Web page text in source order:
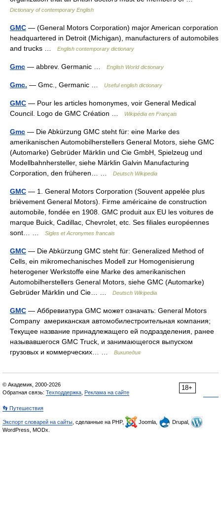
Dictionary of contemporary English
GMC — (General Motors Corporation) major American corporation
headquartered in Detroit (Michigan), manufacturers of automobiles
and trucks …
English contemporary dictionary
Gmc — abbrev. Germanic … English World dictionary
Gmc. — Gmc., Germanic … Useful english dictionary
GMC — Pour les articles homonymes, voir General Medical
Council. Logo de GMC Création …
Wikipédia en Français
Gmc — Die Abkürzung GMC steht für: eine Marke des
amerikanischen Automobilherstellers General Motors, siehe GMC
(Automarke) Gebrüder Märklin und Cie GmbH, Spielzeug und
Modellbahnhersteller, siehe Märklin Galvin Manufacturing
Corporation, den früheren… …
Deutsch Wikipedia
GMC — 1. General Motors Corporation (Souvent appelée plus
brièvement General Motors). Firme américaine de construction
automobile, fondée en 1908. GMC produit aux EU les voitures de
marque Buick, Cadillac, Chevrolet, etc. Ses filiales européennes
sont… …
Sigles et Acronymes francais
GMC — Die Abkürzung GMC steht für: Generalized Method of
Cells, ein mikromechanisches Modell zur Homogenisierung
heterogener Werkstoffe eine Marke des amerikanischen
Automobilherstellers General Motors, siehe GMC (Automarke)
Gebrüder Märklin und Cie… …
Deutsch Wikipedia
GMC — Аббревиатура GMC может означать: General Motors
Company американская автомобилестроительная компания;
Текущее название принадлежащего ей подразделения, ранее
называвшегося GMC Truck, и занимающегося выпуском
грузовых и коммерческих… …
Википедия
18+
© Академик, 2000-2026
Обратная связь: Техподдержка Реклама на сайте
👣 Путешествия
Экспорт словарей на сайты , сделанные на PHP, Joomla,
Drupal,
WordPress, MODx.